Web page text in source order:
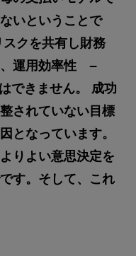
いということで
クを共有し財務
、運用効率性 –
できません。 成功
されていない目標
となっています。
りよい意思決定を
す。そして、これ